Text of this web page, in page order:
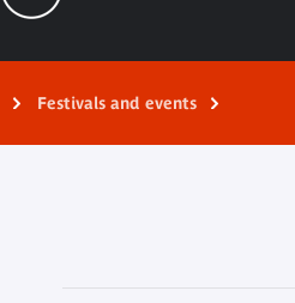
Festivals and events